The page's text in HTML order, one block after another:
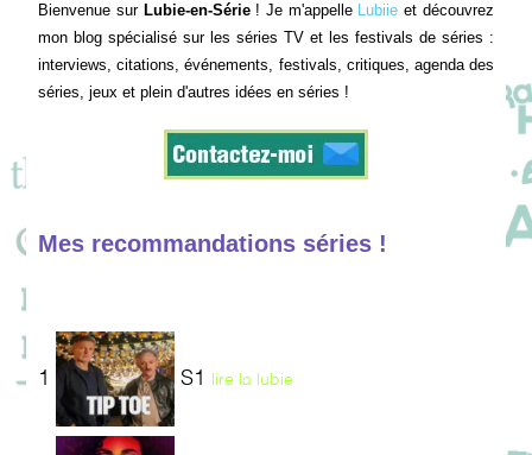
Bienvenue sur Lubie-en-Série! Je m'appelle Lubiie et découvrez
mon blog spécialisé sur les séries TV et les festivals de séries :
interviews, citations, événements, festivals, critiques, agenda des
séries, jeux et plein d'autres idées en séries !
Mes recommandations séries !
1 S1 lire la lubie